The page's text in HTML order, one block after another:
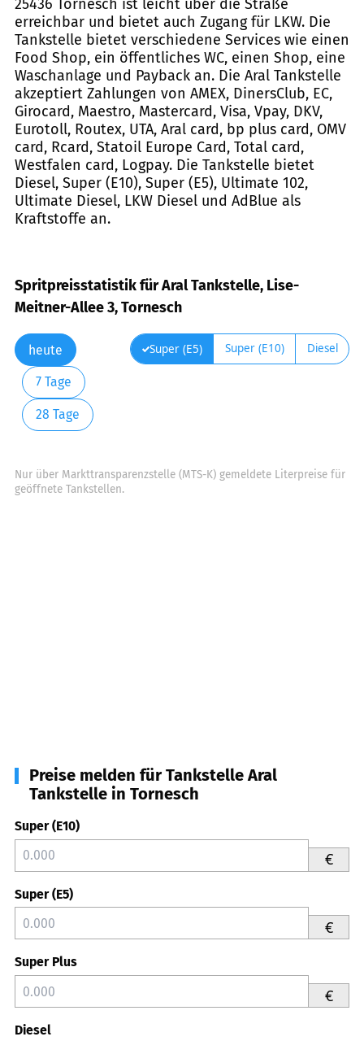
25436 Tornesch ist leicht über die Straße
erreichbar und bietet auch Zugang für LKW. Die
Tankstelle bietet verschiedene Services wie einen
Food Shop, ein öffentliches WC, einen Shop, eine
Waschanlage und Payback an. Die Aral Tankstelle
akzeptiert Zahlungen von AMEX, DinersClub, EC,
Girocard, Maestro, Mastercard, Visa, Vpay, DKV,
Eurotoll, Routex, UTA, Aral card, bp plus card, OMV
card, Rcard, Statoil Europe Card, Total card,
Westfalen card, Logpay. Die Tankstelle bietet
Diesel, Super (E10), Super (E5), Ultimate 102,
Ultimate Diesel, LKW Diesel und AdBlue als
Kraftstoffe an.
Spritpreisstatistik für Aral Tankstelle, Lise-
Meitner-Allee 3, Tornesch
heute
7 Tage
28 Tage
Super (E5) Super (E10) Diesel
Nur über Markttransparenzstelle (MTS-K) gemeldete Literpreise für
geöffnete Tankstellen.
Preise melden für Tankstelle Aral
Tankstelle in Tornesch
Super (E10)
€
Super (E5)
€
Super Plus
€
Diesel